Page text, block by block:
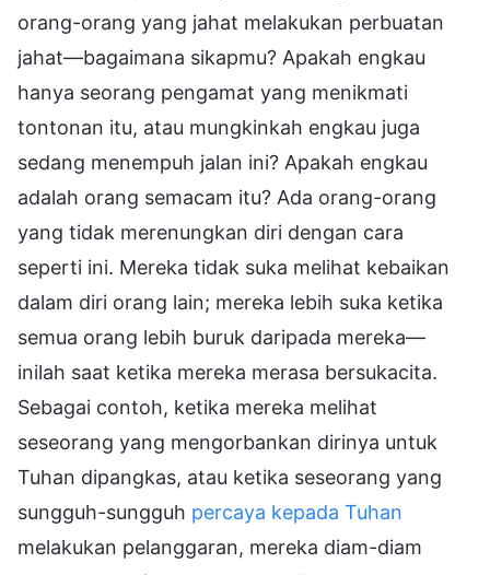
orang-orang yang jahat melakukan perbuatan
jahat—bagaimana sikapmu? Apakah engkau
hanya seorang pengamat yang menikmati
tontonan itu, atau mungkinkah engkau juga
sedang menempuh jalan ini? Apakah engkau
adalah orang semacam itu? Ada orang-orang
yang tidak merenungkan diri dengan cara
seperti ini. Mereka tidak suka melihat kebaikan
dalam diri orang lain; mereka lebih suka ketika
semua orang lebih buruk daripada mereka—
inilah saat ketika mereka merasa bersukacita.
Sebagai contoh, ketika mereka melihat
seseorang yang mengorbankan dirinya untuk
Tuhan dipangkas, atau ketika seseorang yang
sungguh-sungguh percaya kepada Tuhan
melakukan pelanggaran, mereka diam-diam